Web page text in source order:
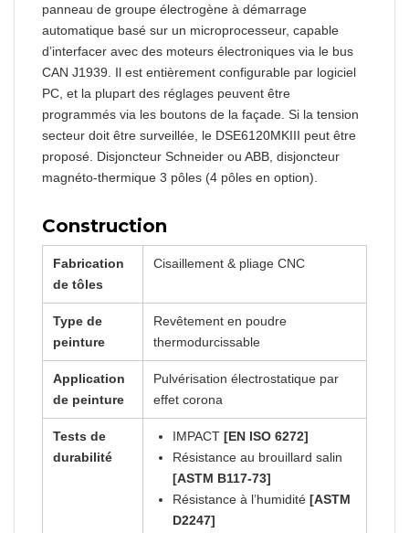
panneau de groupe électrogène à démarrage
automatique basé sur un microprocesseur, capable
d’interfacer avec des moteurs électroniques via le bus
CAN J1939. Il est entièrement configurable par logiciel
PC, et la plupart des réglages peuvent être
programmés via les boutons de la façade. Si la tension
secteur doit être surveillée, le DSE6120MKIII peut être
proposé. Disjoncteur Schneider ou ABB, disjoncteur
magnéto-thermique 3 pôles (4 pôles en option).
Construction
Fabrication
de tôles
Cisaillement & pliage CNC
Type de
peinture
Revêtement en poudre
thermodurcissable
Application
de peinture
Pulvérisation électrostatique par
effet corona
Tests de
durabilité
IMPACT[EN ISO 6272]
Résistance au brouillard salin
[ASTM B117-73]
Résistance à l’humidité[ASTM
D2247]